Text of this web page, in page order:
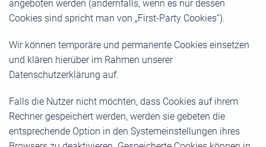
angeboten werden (andernfalls, wenn es nur dessen
Cookies sind spricht man von „First-Party Cookies“).
Wir können temporäre und permanente Cookies einsetzen
und klären hierüber im Rahmen unserer
Datenschutzerklärung auf.
Falls die Nutzer nicht möchten, dass Cookies auf ihrem
Rechner gespeichert werden, werden sie gebeten die
entsprechende Option in den Systemeinstellungen ihres